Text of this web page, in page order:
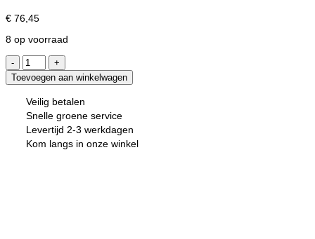
€ 76,45
8 op voorraad
BUB
28X11/8
CO
622
GRAND
PRIX
5000
ZW
Toevoegen aan winkelwagen
Veilig betalen
Snelle groene service
Levertijd 2-3 werkdagen
Kom langs in onze winkel